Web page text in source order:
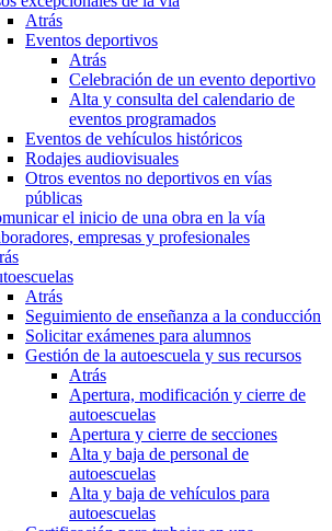
Atrás
Eventos deportivos
Atrás
Celebración de un evento deportivo
Alta y consulta del calendario de
eventos programados
Eventos de vehículos históricos
Rodajes audiovisuales
Otros eventos no deportivos en vías
públicas
el inicio de una obra en la vía
empresas y profesionales
Atrás
Seguimiento de enseñanza a la conducción
Solicitar exámenes para alumnos
Gestión de la autoescuela y sus recursos
Atrás
Apertura, modificación y cierre de
autoescuelas
Apertura y cierre de secciones
Alta y baja de personal de
autoescuelas
Alta y baja de vehículos para
autoescuelas